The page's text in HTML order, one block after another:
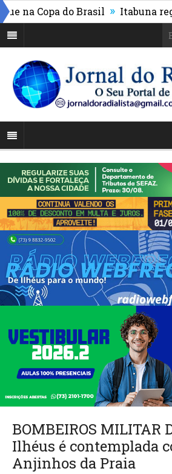
Copa do Brasil » Itabuna
BOMBEIROS MILITAR
Ilhéus é contemplada
Anjinhos da Praia